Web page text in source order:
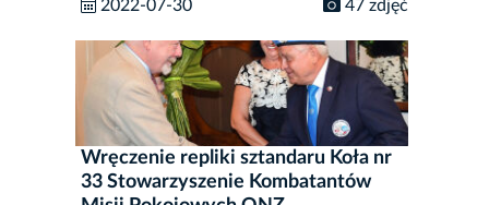
2022-07-30 47 zdjęć
Wręczenie repliki sztandaru Koła nr
33 Stowarzyszenie Kombatantów